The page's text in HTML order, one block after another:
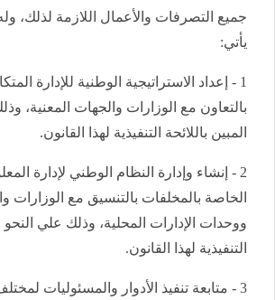
جميع التصرفات والأعمال اللازمة لذلك،
يأتي:
1 - إعداد الاستراتيجية الوطنية للإدارة
بالتعاون مع الوزارات والجهات المعنية،
المبين باللائحة التنفيذية لهذا القانون.
2 - إنشاء وإدارة النظام الوطني لإدارة
الخاصة بالمخلفات بالتنسيق مع الوزارات
ووحدات الإدارات المحلية، وذلك علي النحو
التنفيذية لهذا القانون.
3 - متابعة تنفيذ الأدوار والمسئوليات